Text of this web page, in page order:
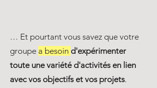
… Et pourtant vous savez que votre
groupe a besoin d'expérimenter
toute une variété d'activités en lien
avec vos objectifs et vos projets.